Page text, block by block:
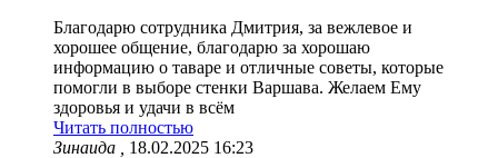
Благодарю сотрудника Дмитрия, за вежлевое и
хорошее общение, благодарю за хорошаю
информацию о таваре и отличные советы, которые
помогли в выборе стенки Варшава. Желаем Ему
здоровья и удачи в всём
Читать полностью
Зинаида ,
18.02.2025 16:23